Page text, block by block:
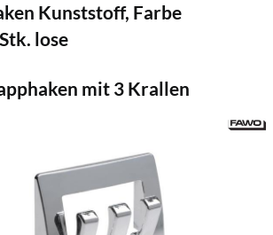
Kunststoff, Farbe
lose
mit 3 Krallen